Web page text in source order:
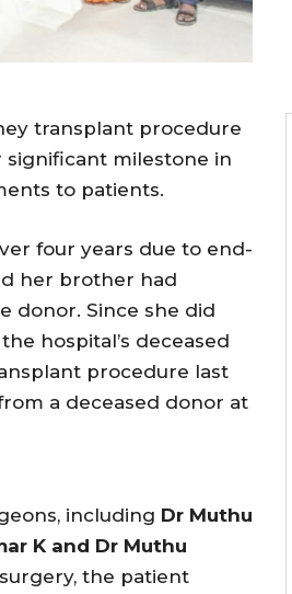
transplant procedure
significant milestone in
to patients.
four years due to end-
her brother had
donor. Since she did
hospital’s deceased
procedure last
a deceased donor at
including Dr Muthu
K and Dr Muthu
the patient